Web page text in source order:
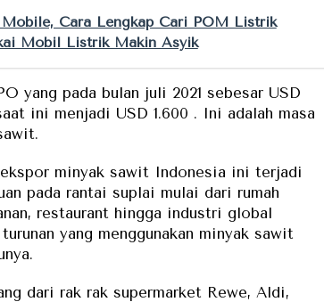
Cara Lengkap Cari POM Listrik
Mobil Listrik Makin Asyik
yang pada bulan juli 2021 sebesar USD
ini menjadi USD 1.600 . Ini adalah masa
minyak sawit Indonesia ini terjadi
pada rantai suplai mulai dari rumah
restaurant hingga industri global
yang menggunakan minyak sawit
dari rak rak supermarket Rewe, Aldi,